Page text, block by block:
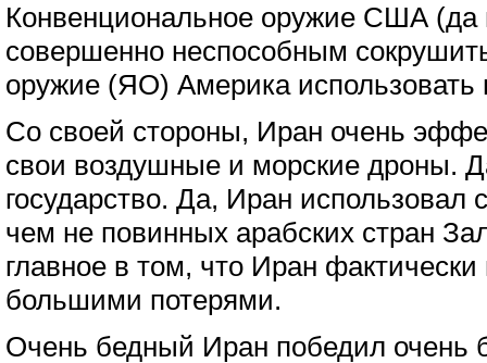
Конвенциональное оружие США (да
совершенно неспособным
оружие (ЯО) Америка использовать
Со своей стороны, Иран очень
свои воздушные и морские дроны.
государство. Да, Иран использовал
чем не повинных арабских стран
главное в том, что Иран
большими потерями.
Очень бедный Иран победил очень